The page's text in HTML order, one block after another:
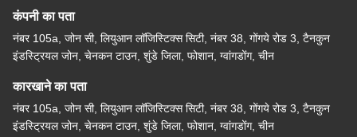
कंपनी का पता
नंबर 105a, जोन सी, लियुआन लॉजिस्टिक्स सिटी, नंबर 38, गोंगये रोड 3, टैनकुन
इंडस्ट्रियल जोन, चेनकन टाउन, शुंडे जिला, फोशान, ग्वांगडोंग, चीन
कारखाने का पता
नंबर 105a, जोन सी, लियुआन लॉजिस्टिक्स सिटी, नंबर 38, गोंगये रोड 3, टैनकुन
इंडस्ट्रियल जोन, चेनकन टाउन, शुंडे जिला, फोशान, ग्वांगडोंग, चीन